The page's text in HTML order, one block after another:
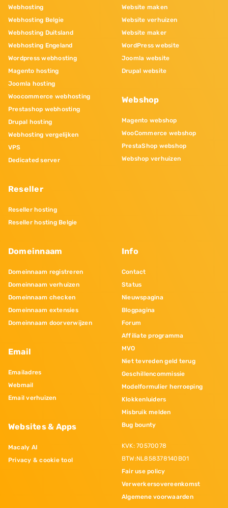
Webhosting
Webhosting Belgie
Webhosting Duitsland
Webhosting Engeland
Wordpress webhosting
Magento hosting
Joomla hosting
Woocommerce webhosting
Prestashop webhosting
Drupal hosting
Webhosting vergelijken
VPS
Dedicated server
Reseller
Reseller hosting
Reseller hosting Belgie
Website maken
Website verhuizen
Website maker
WordPress website
Joomla website
Drupal website
Webshop
Magento webshop
WooCommerce webshop
PrestaShop webshop
Webshop verhuizen
Domeinnaam
Domeinnaam registreren
Domeinnaam verhuizen
Domeinnaam checken
Domeinnaam extensies
Domeinnaam doorverwijzen
Email
Emailadres
Webmail
Email verhuizen
Websites & Apps
Macaly AI
Privacy & cookie tool
Info
Contact
Status
Nieuwspagina
Blogpagina
Forum
Affiliate programma
MVO
Niet tevreden geld terug
Geschillencommissie
Modelformulier herroeping
Klokkenluiders
Misbruik melden
Bug bounty
KVK: 70570078
BTW:NL858378140B01
Fair use policy
Verwerkersovereenkomst
Algemene voorwaarden